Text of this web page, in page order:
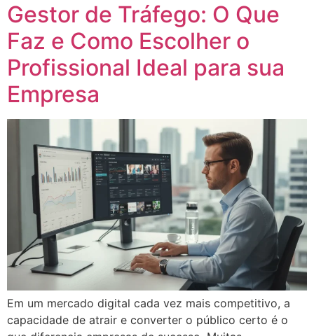
Gestor de Tráfego: O Que
Faz e Como Escolher o
Profissional Ideal para sua
Empresa
Em um mercado digital cada vez mais competitivo, a
capacidade de atrair e converter o público certo é o